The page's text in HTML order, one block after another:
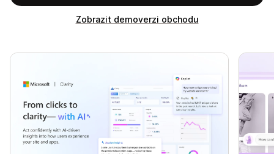
Zobrazit demoverzi obchodu